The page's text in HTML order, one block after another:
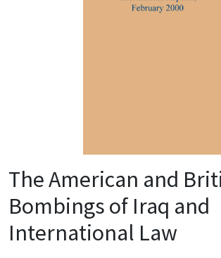
The American and
Bombings of Iraq and
International Law